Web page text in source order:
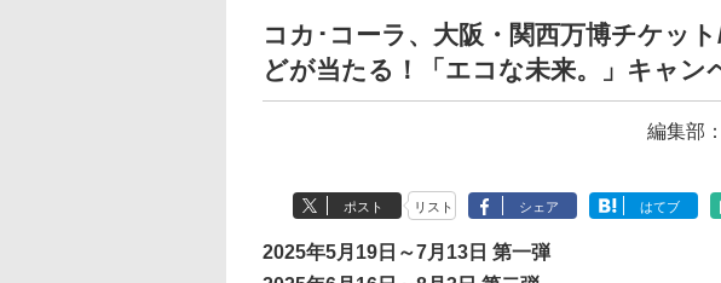
コカ･コーラ、大阪・関西万博チケッ
どが当たる！「エコな未来。」キャン
編集部
ポスト リスト シェア はてブ
2025年5月19日～7月13日 第一弾